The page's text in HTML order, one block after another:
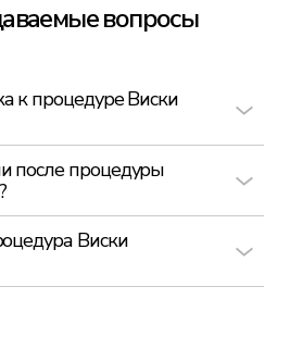
вопросы
к процедуре Виски
после процедуры
Виски